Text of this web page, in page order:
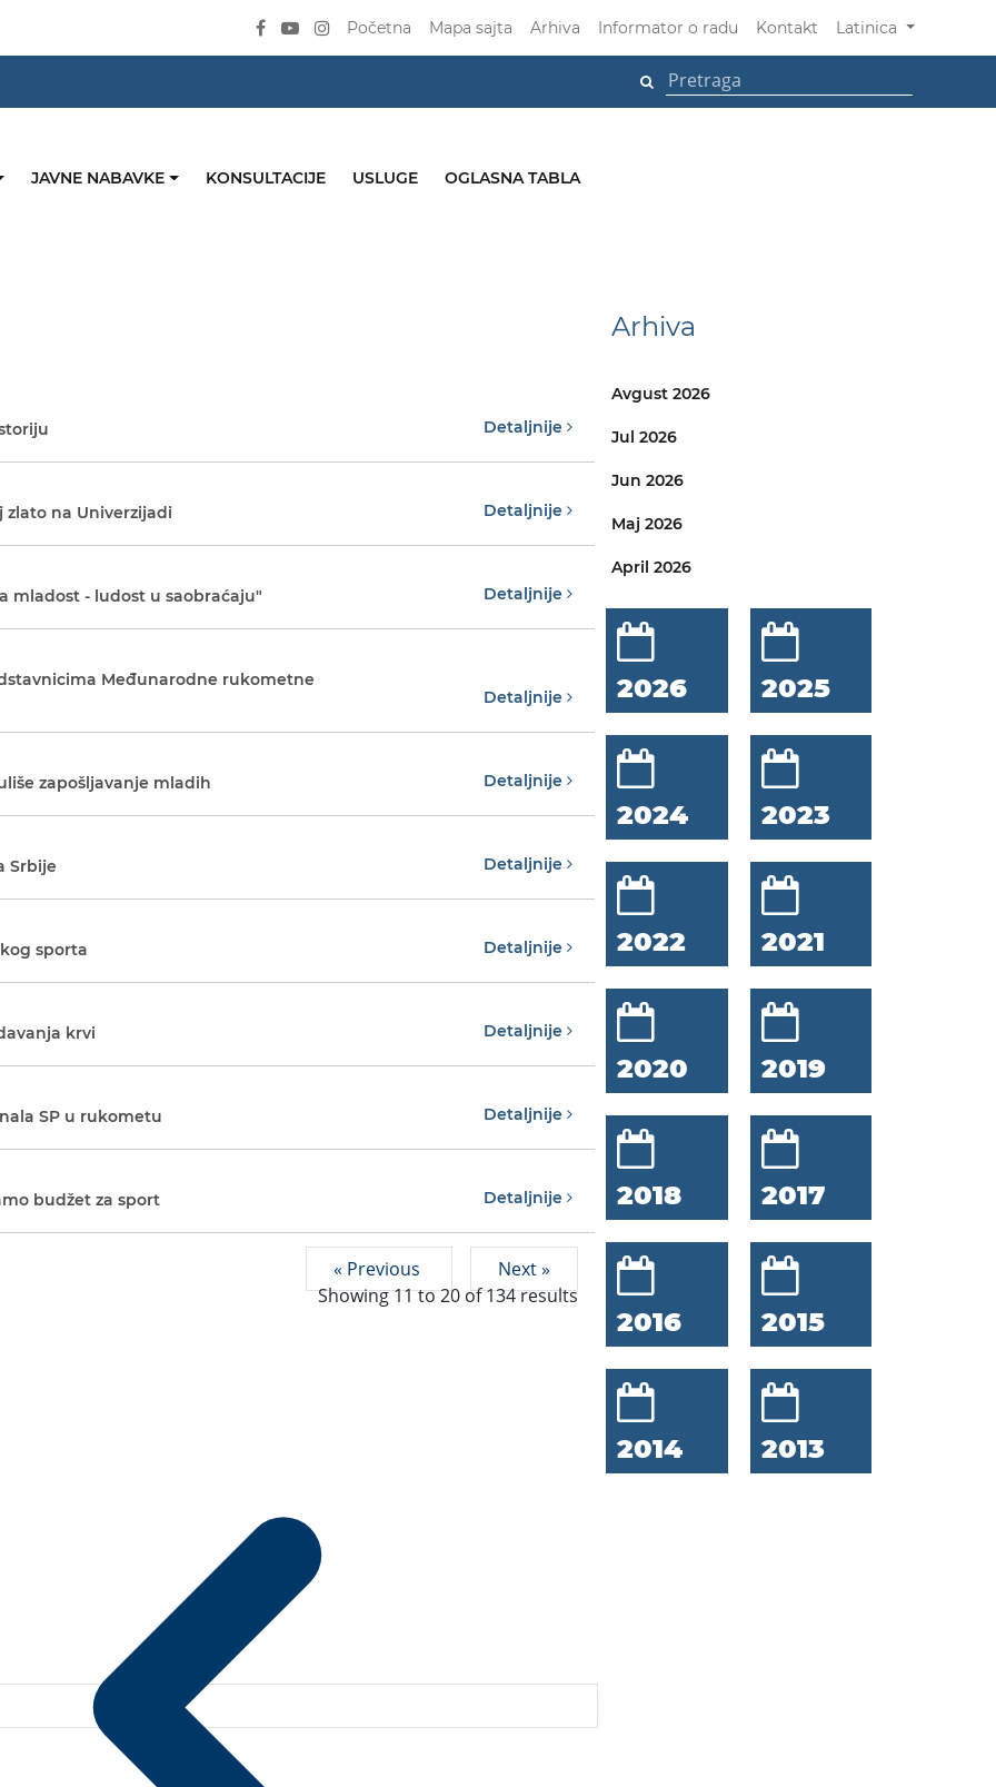
Početna Mapa sajta Arhiva Informator o radu Kontakt Latinica
JAVNE NABAVKE KONSULTACIJE USLUGE OGLASNA TABLA
Detaljnije
na Univerzijadi Detaljnije
mladost - ludost u saobraćaju" Detaljnije
Međunarodne rukometne
Detaljnije
zapošljavanje mladih Detaljnije
Srbije Detaljnije
sporta Detaljnije
krvi Detaljnije
SP u rukometu Detaljnije
budžet za sport Detaljnije
« Previous
Next »
Showing11to20 of134results
Arhiva
Avgust 2026
Jul 2026
Jun 2026
Maj 2026
April 2026
2026 2025
2024 2023
2022 2021
2020 2019
2018 2017
2016 2015
2014 2013